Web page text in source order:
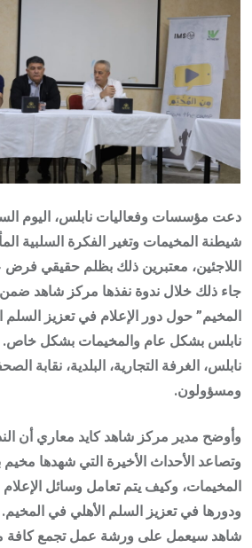
دعت مؤسسات وفعاليات نابلس، اليوم
شيطنة المخيمات وتغير الفكرة السلبية
اللاجئين، معتبرين ذلك بظلم حقيقي فرض
جاء ذلك خلال ندوة نفذها مركز شاهد
المخيم” حول دور الإعلام في تعزيز
نابلس بشكل عام والمخيمات بشكل خاص.
نابلس، الغرفة التجارية، البلدية، نقابة
ومسؤولون.
وأوضح مدير مركز شاهد كايد معاري أن
وتصاعد الأحداث الأخيرة التي شهدها مخيم
المخيمات، وكيف يتم تعامل وسائل
ودورها في تعزيز السلم الأهلي في
شاهد سيعمل على ورشة عمل تجمع